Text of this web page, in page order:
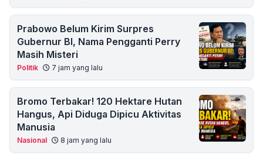
Prabowo Belum Kirim Surpres
Gubernur BI, Nama Pengganti Perry
Masih Misteri
Politik 7 jam yang lalu
Bromo Terbakar! 120 Hektare Hutan
Hangus, Api Diduga Dipicu Aktivitas
Manusia
Nasional 8 jam yang lalu